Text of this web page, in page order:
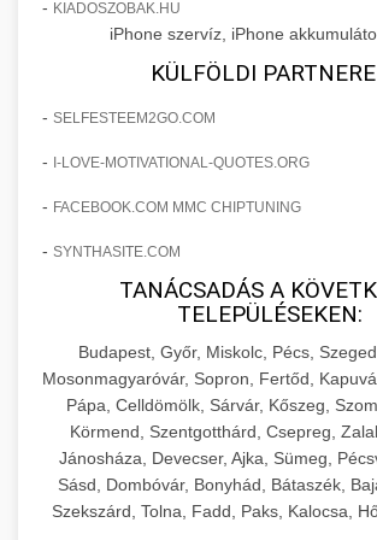
elkötelezettség erősítési
költségvetését gépi tanulással
aikampany.hu
🍞 20. Ipari Dagasztógép
Professzionális ipari
konyhák számára. Masszív
megbízható teljesítményhez.
chef-iparikonyhagepek.hu
Ipari hús- és sajtszeletelő gépek
állítható vastagság
chef-iparikonyhagepek.hu
professzionális élelmiszer
📦 22. Vákuumozó Gép
Kereskedelmi vákuumcsomagoló
élelmiszerek tartósításához.
szavatossági időt és tartsa meg a
frissességét.
chef-iparikonyhagepek.hu
vákuum lezáró berendezés
🎁 23. Vákuumfóliázó Gép
Ipari vákuumfóliázó gépek
élelmiszer-csomagolási
Hatékony lezárási és tartósítási
chef-
kereskedelmi csomagoló gép
🔥 24. Ipari Sütő és
Kereskedelmi légkeveréses sütők
professzionális konyhák
kapacitású sütő- és
❄️ 25. Ipari Hűtőszekrény
- KIADOSZOBAK.HU
iPhone szervíz, iPhone
KÜLFÖLDI
- SELFESTEEM2GO.COM
- I-LOVE-MOTIVATIONAL-QUOTES.ORG
- FACEBOOK.COM MMC CHIPTUNING
- SYNTHASITE.COM
TANÁCSADÁS A
TELEPÜLÉSEKEN:
Budapest, Győr, Miskolc, Pécs,
Mosonmagyaróvár, Sopron, Fertőd,
Pápa, Celldömölk, Sárvár, Kőszeg,
Körmend, Szentgotthárd, Csepreg,
Jánosháza, Devecser, Ajka, Sümeg,
Sásd, Dombóvár, Bonyhád, Bátaszék,
Szekszárd, Tolna, Fadd, Paks, Kalocsa,